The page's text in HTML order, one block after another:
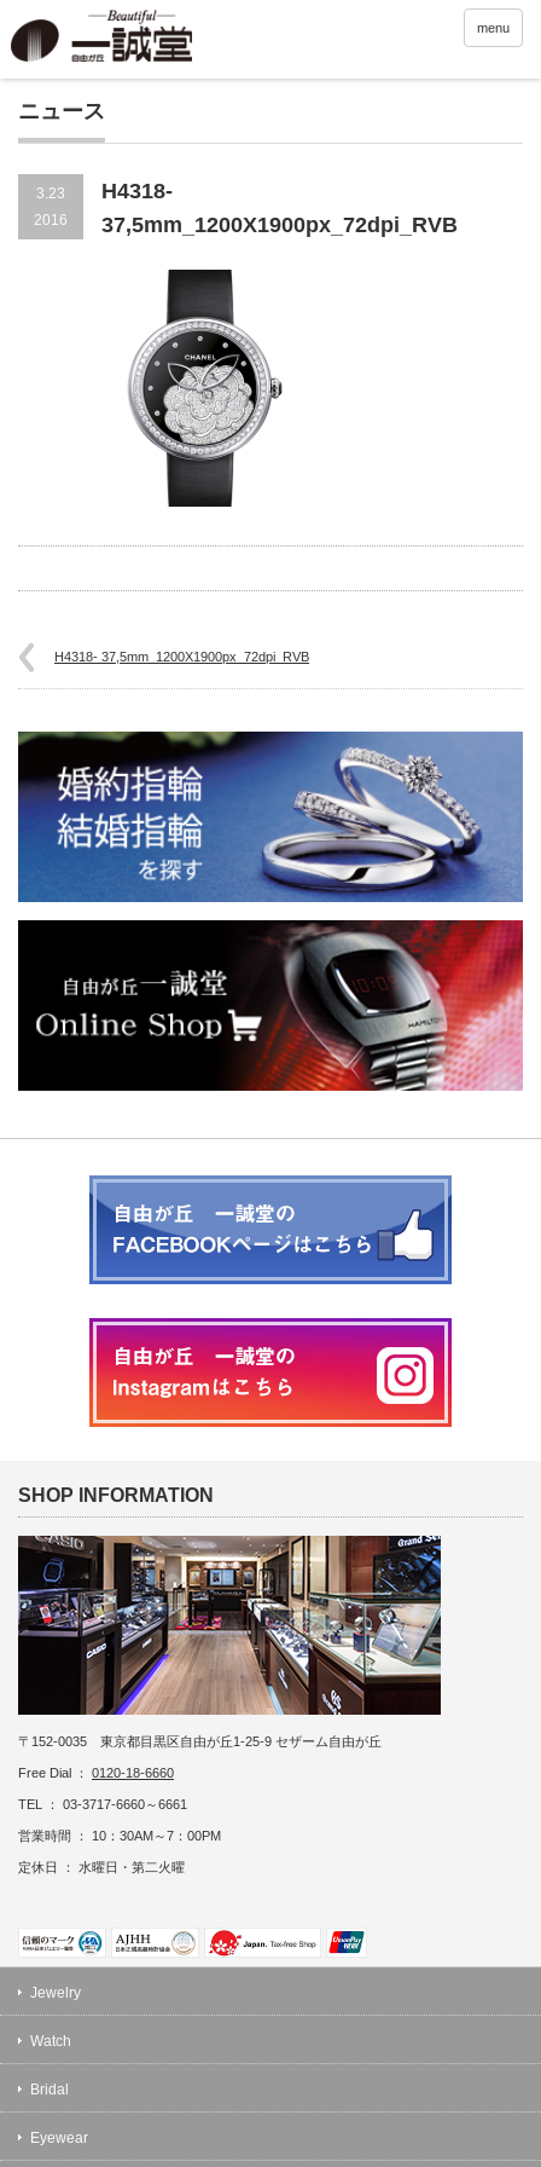
menu
ニュース
3.23
2016
H4318-
37,5mm_1200X1900px_72dpi_RVB
H4318- 37,5mm_1200X1900px_72dpi_RVB
SHOP INFORMATION
〒152-0035 東京都目黒区自由が丘1-25-9 セザーム自由が丘
Free Dial ： 0120-18-6660
TEL ： 03-3717-6660～6661
営業時間 ： 10：30AM～7：00PM
定休日 ： 水曜日・第二火曜
Jewelry
Watch
Bridal
Eyewear